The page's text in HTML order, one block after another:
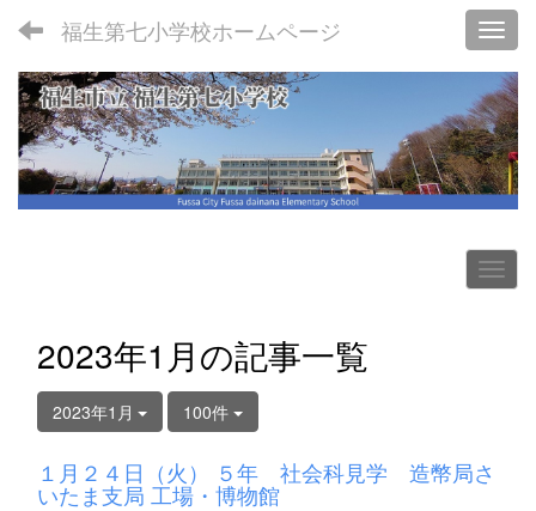
福生第七小学校ホームページ
2023年1月の記事一覧
2023年1月 100件
１月２４日（火） ５年 社会科見学 造幣局さ
いたま支局 工場・博物館